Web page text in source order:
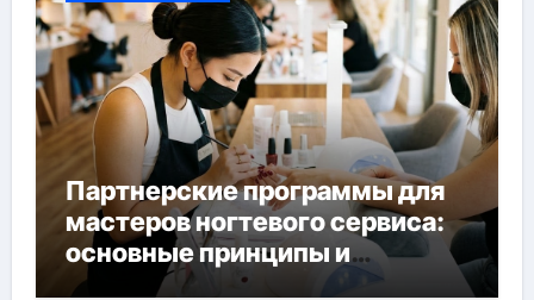
Партнерские программы для
мастеров ногтевого сервиса:
основные принципы и
форматы участия